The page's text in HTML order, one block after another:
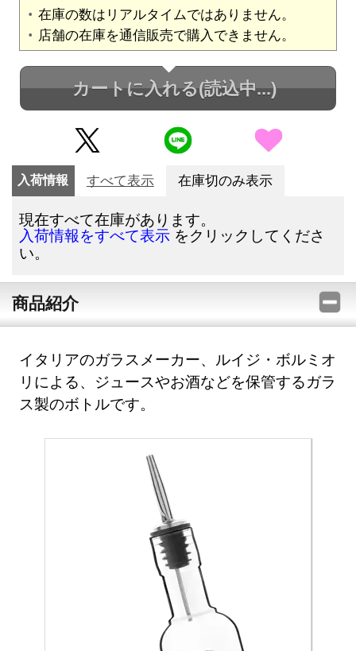
在庫の数はリアルタイムではありません。
店舗の在庫を通信販売で購入できません。
カートに入れる(読込中...)
入荷情報 すべて表示 在庫切のみ表示
現在すべて在庫があります。
入荷情報をすべて表示 をクリックしてくださ
い。
商品紹介
イタリアのガラスメーカー、ルイジ・ボルミオ
リによる、ジュースやお酒などを保管するガラ
ス製のボトルです。